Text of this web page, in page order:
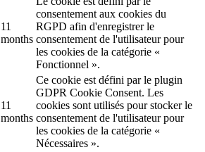
11
months
consentement aux cookies du
RGPD afin d'enregistrer le
consentement de l'utilisateur pour
les cookies de la catégorie «
Fonctionnel ».
11
months
Ce cookie est défini par le plugin
GDPR Cookie Consent. Les
cookies sont utilisés pour stocker le
consentement de l'utilisateur pour
les cookies de la catégorie «
Nécessaires ».